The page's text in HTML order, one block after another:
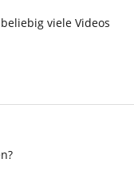
viele Videos